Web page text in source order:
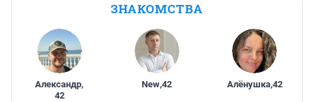
ЗНАКОМСТВА
Александр,
42
New,42 Алёнушка,42